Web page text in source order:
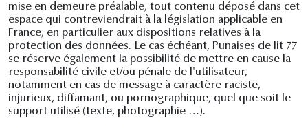
mise en demeure préalable, tout contenu déposé dans cet
espace qui contreviendrait à la législation applicable en
France, en particulier aux dispositions relatives à la
protection des données. Le cas échéant, Punaises de lit 77
se réserve également la possibilité de mettre en cause la
responsabilité civile et/ou pénale de l'utilisateur,
notamment en cas de message à caractère raciste,
injurieux, diffamant, ou pornographique, quel que soit le
support utilisé (texte, photographie …).